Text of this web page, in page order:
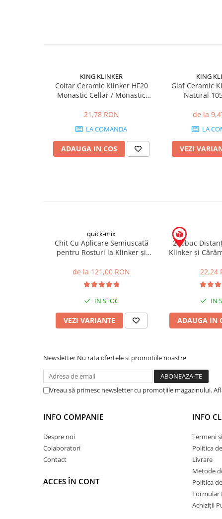
Placări Ceramice și din Piatră
Distanțiere si Pene pentru Nivelare
Produse pentru Curățare
Impermeabilizări Suprafețe
Hidroizolații Bituminoase
Hidrofobizare și Tratamente
Amorse Tencuieli
Pardoseli și Nivelare Suport
Nivelare Grosieră
Rașini Reparații Fisuri Șapă
Amorse și Promotori de Aderență
Stabilizare Suport
Aditivi pentru Betoane și Mortare
Profile Tencuieli și Glet
KING KLINKER
Coltar Ceramic Klinker HF20
Monastic Cellar / Monastic
21,78 RON
LA COMANDA
ADAUGA IN COS
KING
Glaf Ceramic
Natural
de la
LA
VEZI
quick-mix
Chit Cu Aplicare Semiuscată
pentru Rosturi la Klinker și
de la 121,00 RON
IN STOC
VEZI VARIANTE
200buc
Klinker și
22,24
IN
ADAUGA IN
Newsletter Nu rata ofertele si promotiile noastre
Vreau să primesc newsletter cu promoțiile magazinului.
INFO COMPANIE
Despre noi
Colaboratori
Contact
ACCES ÎN CONT
INFO
Termeni
Politica
Livrare
Metode
Politica
Formular
Achiziții